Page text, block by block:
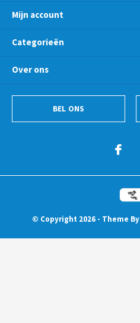
Mijn account
Categorieën
Over ons
BEL ONS
© Copyright 2026 - Theme By